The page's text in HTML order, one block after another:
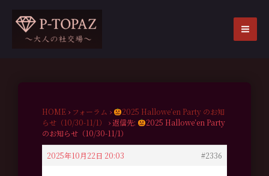
HOME › フォーラム ›
2025 Hallowe’en Party のお知
らせ（10/30-11/1）
›返信先:
2025 Hallowe’en Party
のお知らせ（10/30-11/1）
2025年10月22日 20:03 #2336